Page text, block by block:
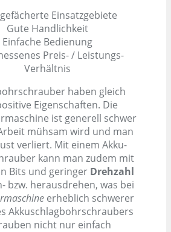
Einsatzgebiete
Gute Handlichkeit
Einfache Bedienung
Preis- / Leistungs-
Verhältnis
haben gleich
Eigenschaften. Die
ist generell schwer
mühsam wird und man
verliert. Mit einem Akku-
kann man zudem mit
Bits und geringer Drehzahl
bzw. herausdrehen, was bei
erheblich schwerer
Akkuschlagbohrschraubers
nicht nur einfach